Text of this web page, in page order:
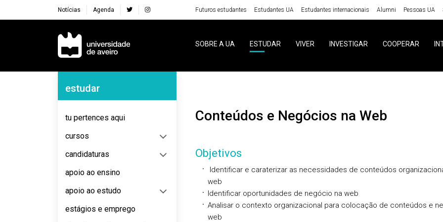
Notícias Agenda Futuros estudantes Estudantes UA Estudantes internacionais Alumni Pessoas UA
Navegação Principal
SOBRE A UA ESTUDAR VIVER INVESTIGAR COOPERAR
Navegação Lateral
estudar
tu pertences aqui
cursos
candidaturas
apoio ao ensino
apoio ao estudo
estágios e emprego
Conteúdos e Negócios na Web
Objetivos
Identificar e caraterizar as necessidades de conteúdos
web
Identificar oportunidades de negócio na web
Analisar o contexto organizacional para colocação de conteúdos e
web